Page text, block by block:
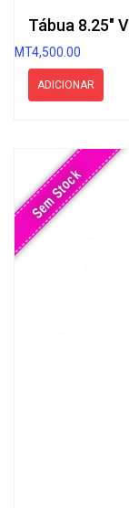
Tábua 8.25″
MT4,500.00
ADICIONAR
Sem Stock